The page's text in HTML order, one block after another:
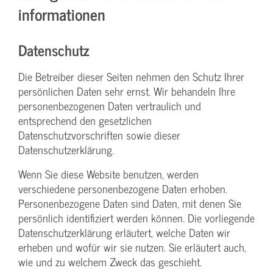
informationen
Datenschutz
Die Betreiber dieser Seiten nehmen den Schutz Ihrer
persönlichen Daten sehr ernst. Wir behandeln Ihre
personenbezogenen Daten vertraulich und
entsprechend den gesetzlichen
Datenschutzvorschriften sowie dieser
Datenschutzerklärung.
Wenn Sie diese Website benutzen, werden
verschiedene personenbezogene Daten erhoben.
Personenbezogene Daten sind Daten, mit denen Sie
persönlich identifiziert werden können. Die vorliegende
Datenschutzerklärung erläutert, welche Daten wir
erheben und wofür wir sie nutzen. Sie erläutert auch,
wie und zu welchem Zweck das geschieht.